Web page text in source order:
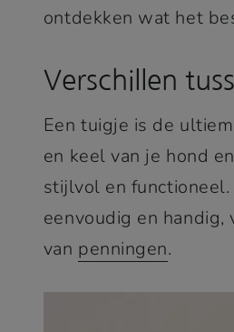
ontdekken wat het
Verschillen
Een tuigje is de
en keel van je hond
stijlvol en
eenvoudig en
van penningen.